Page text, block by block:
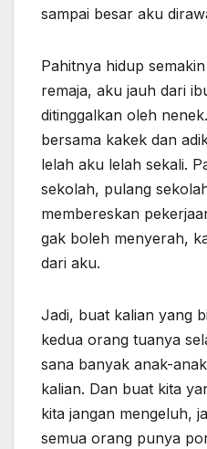
sampai besar aku
Pahitnya hidup
remaja, aku jauh dari
ditinggalkan oleh
bersama kakek dan
lelah aku lelah sekali.
sekolah, pulang
membereskan
gak boleh menyerah,
dari aku.
Jadi, buat kalian yang
kedua orang tuanya
sana banyak anak-
kalian. Dan buat kita
kita jangan mengeluh,
semua orang punya